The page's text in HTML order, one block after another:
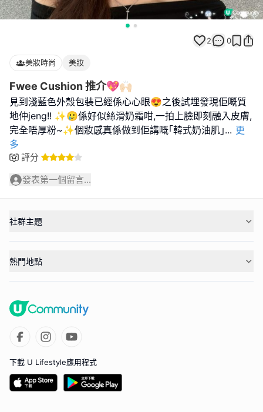
2 0
美妝時尚 美妝
Fwee Cushion 推介💖🙌🏻
見到淺藍色外殼包裝已經係心心眼😍之後試埋發現佢嘅質
地仲jeng!! ✨🥲係好似絲滑奶霜咁,一拍上臉即刻融入皮膚,
完全唔厚粉~✨個妝感真係做到佢講嘅｢韓式奶油肌｣... 更
多
評分
發表第一個留言...
社群主題
熱門地點
下載 U Lifestyle應用程式